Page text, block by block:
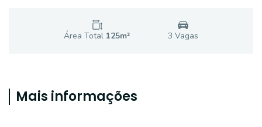
Área Total 125m² 3 Vagas
Mais informações